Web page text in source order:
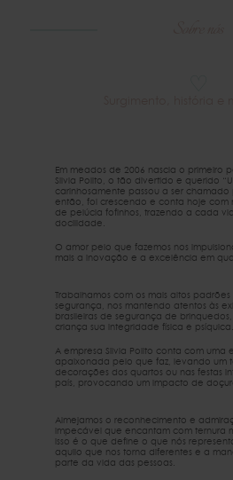
Em meados de 2006 nascia o primeiro
Silvia Polito, o tão divertido e querido
carinhosamente passou a ser chamado
então, foi crescendo e conta hoje com
de pelúcia fofinhos, trazendo a cada
docilidade.
O amor pelo que fazemos nos
mais a inovação e a excelência em
Trabalhamos com os mais altos
segurança, nos mantendo atentos às
brasileiras de segurança de
criança sua integridade física e psíquica.
A empresa Silvia Polito conta com
apaixonada pelo que faz, levando um
decorações dos quartos ou nas festas
país, provocando um impacto de
Almejamos o reconhecimento e
impecável que encantam com ternura
isso é o que define o que nós
aquilo que nos torna diferentes e a
parte da vida das pessoas.